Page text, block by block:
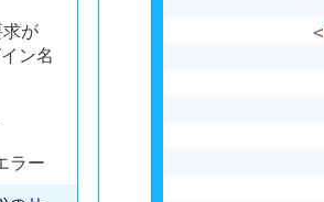
<
求が
ン名
ラー